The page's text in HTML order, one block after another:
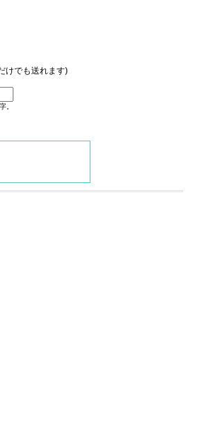
けでも送れます)
。